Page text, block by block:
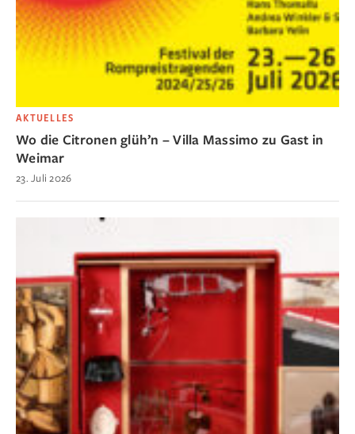
AKTUELLES
Wo die Citronen glüh’n – Villa Massimo zu Gast in
Weimar
23. Juli 2026